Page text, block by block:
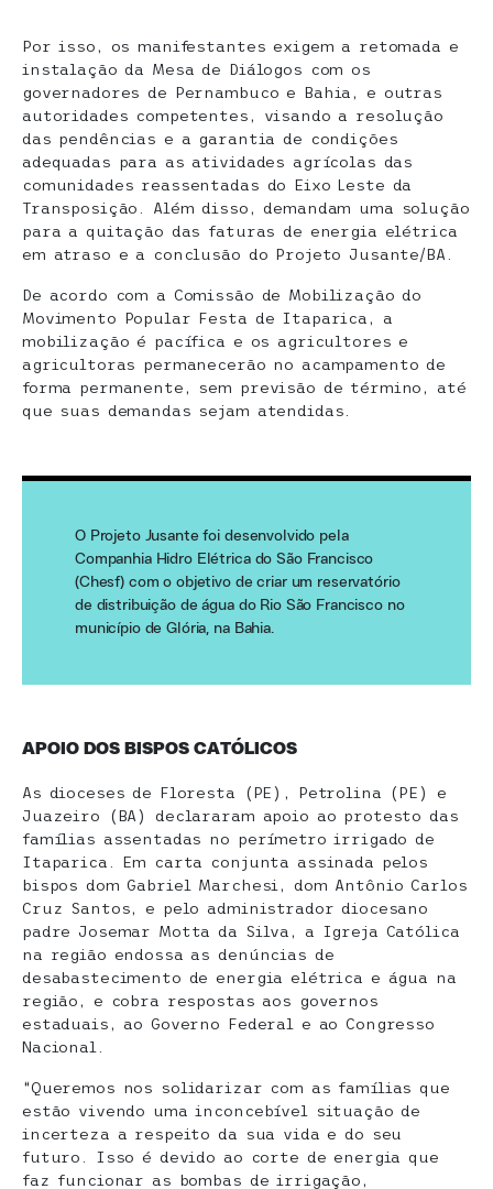
Por isso, os manifestantes exigem a retomada e
instalação da Mesa de Diálogos com os
governadores de Pernambuco e Bahia, e outras
autoridades competentes, visando a resolução
das pendências e a garantia de condições
adequadas para as atividades agrícolas das
comunidades reassentadas do Eixo Leste da
Transposição. Além disso, demandam uma solução
para a quitação das faturas de energia elétrica
em atraso e a conclusão do Projeto Jusante/BA.
De acordo com a Comissão de Mobilização do
Movimento Popular Festa de Itaparica, a
mobilização é pacífica e os agricultores e
agricultoras permanecerão no acampamento de
forma permanente, sem previsão de término, até
que suas demandas sejam atendidas.
O Projeto Jusante foi desenvolvido pela
Companhia Hidro Elétrica do São Francisco
(Chesf) com o objetivo de criar um reservatório
de distribuição de água do Rio São Francisco no
município de Glória, na Bahia.
APOIO DOS BISPOS CATÓLICOS
As dioceses de Floresta (PE), Petrolina (PE) e
Juazeiro (BA) declararam apoio ao protesto das
famílias assentadas no perímetro irrigado de
Itaparica. Em carta conjunta assinada pelos
bispos dom Gabriel Marchesi, dom Antônio Carlos
Cruz Santos, e pelo administrador diocesano
padre Josemar Motta da Silva, a Igreja Católica
na região endossa as denúncias de
desabastecimento de energia elétrica e água na
região, e cobra respostas aos governos
estaduais, ao Governo Federal e ao Congresso
Nacional.
“Queremos nos solidarizar com as famílias que
estão vivendo uma inconcebível situação de
incerteza a respeito da sua vida e do seu
futuro. Isso é devido ao corte de energia que
faz funcionar as bombas de irrigação,